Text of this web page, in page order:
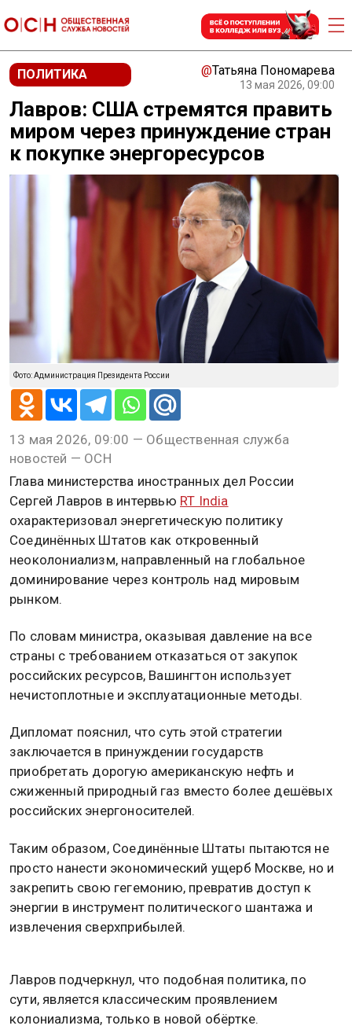
ПОЛИТИКА @Татьяна Пономарева
13 мая 2026, 09:00
Лавров: США стремятся править
миром через принуждение стран
к покупке энергоресурсов
Фото: Администрация Президента России
13 мая 2026, 09:00 — Общественная служба
новостей — ОСН
Глава министерства иностранных дел России
Сергей Лавров в интервью RT India
охарактеризовал энергетическую политику
Соединённых Штатов как откровенный
неоколониализм, направленный на глобальное
доминирование через контроль над мировым
рынком.
По словам министра, оказывая давление на все
страны с требованием отказаться от закупок
российских ресурсов, Вашингтон использует
нечистоплотные и эксплуатационные методы.
Дипломат пояснил, что суть этой стратегии
заключается в принуждении государств
приобретать дорогую американскую нефть и
сжиженный природный газ вместо более дешёвых
российских энергоносителей.
Таким образом, Соединённые Штаты пытаются не
просто нанести экономический ущерб Москве, но и
закрепить свою гегемонию, превратив доступ к
энергии в инструмент политического шантажа и
извлечения сверхприбылей.
Лавров подчеркнул, что подобная политика, по
сути, является классическим проявлением
колониализма, только в новой обёртке.